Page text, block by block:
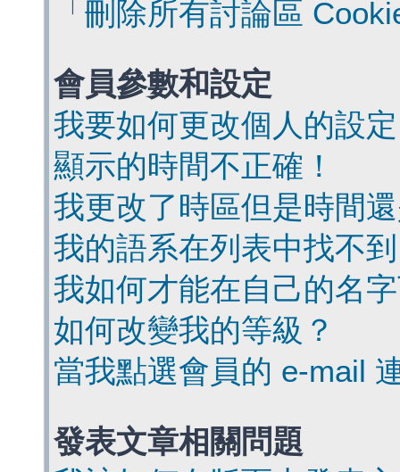
「刪除所有討論區
會員參數和設定
我要如何更改個人的設
顯示的時間不正確！
我更改了時區但是時間
我的語系在列表中找不
我如何才能在自己的名
如何改變我的等級？
當我點選會員的 e-mail
發表文章相關問題